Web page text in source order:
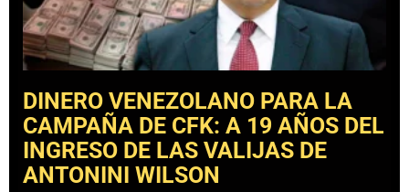
DINERO VENEZOLANO PARA LA
CAMPAÑA DE CFK: A 19 AÑOS DEL
INGRESO DE LAS VALIJAS DE
ANTONINI WILSON